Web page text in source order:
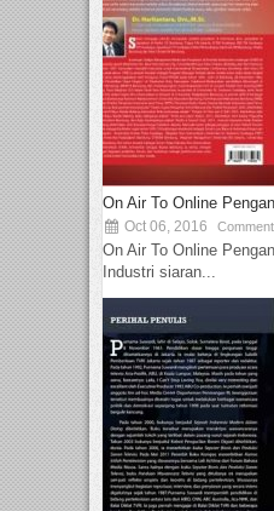
On Air To Online
Oct 06, 2016
On Air To Online
Industri siaran...